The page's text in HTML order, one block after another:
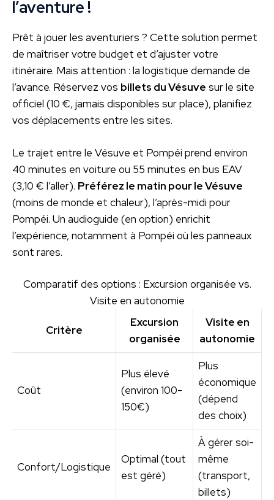
l’aventure !
Prêt à jouer les aventuriers ? Cette solution permet
de maîtriser votre budget et d’ajuster votre
itinéraire. Mais attention : la logistique demande de
l’avance. Réservez vos billets du Vésuve sur le site
officiel (10 €, jamais disponibles sur place), planifiez
vos déplacements entre les sites.
Le trajet entre le Vésuve et Pompéi prend environ
40 minutes en voiture ou 55 minutes en bus EAV
(3,10 € l’aller). Préférez le matin pour le Vésuve
(moins de monde et chaleur), l’après-midi pour
Pompéi. Un audioguide (en option) enrichit
l’expérience, notamment à Pompéi où les panneaux
sont rares.
Comparatif des options : Excursion organisée vs.
Visite en autonomie
Critère
Excursion
organisée
Visite en
autonomie
Coût
Plus élevé
(environ 100-
150€)
Plus
économique
(dépend
des choix)
Confort/Logistique
Optimal (tout
est géré)
À gérer soi-
même
(transport,
billets)